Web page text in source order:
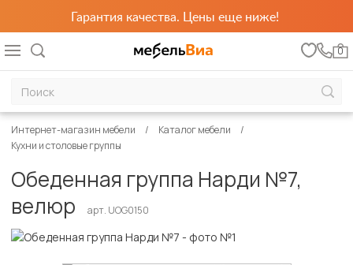
Гарантия качества. Цены еще ниже!
0
Интернет-магазин мебели
Каталог мебели
Кухни и столовые группы
Обеденная группа Нарди №7,
велюр
арт. UOG0150